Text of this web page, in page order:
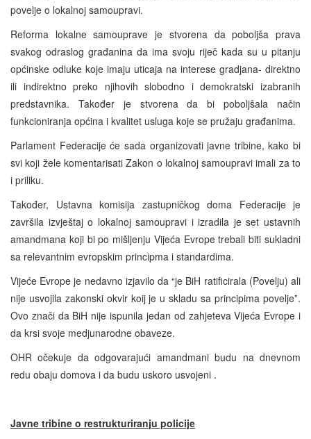
povelje o lokalnoj samoupravi.
Reforma lokalne samouprave je stvorena da poboljša prava
svakog odraslog građanina da ima svoju riječ kada su u pitanju
općinske odluke koje imaju uticaja na interese gradjana- direktno
ili indirektno preko njihovih slobodno i demokratski izabranih
predstavnika. Također je stvorena da bi poboljšala način
funkcioniranja općina i kvalitet usluga koje se pružaju građanima.
Parlament Federacije će sada organizovati javne tribine, kako bi
svi koji žele komentarisati Zakon o lokalnoj samoupravi imali za to
i priliku.
Također, Ustavna komisija zastupničkog doma Federacije je
završila izvještaj o lokalnoj samoupravi i izradila je set ustavnih
amandmana koji bi po mišljenju Vijeća Evrope trebali biti sukladni
sa relevantnim evropskim principma i standardima.
Vijeće Evrope je nedavno izjavilo da “je BiH ratificirala (Povelju) ali
nije usvojila zakonski okvir koij je u skladu sa principima povelje”.
Ovo znači da BiH nije ispunila jedan od zahjeteva Vijeća Evrope i
da krsi svoje medjunarodne obaveze.
OHR očekuje da odgovarajući amandmani budu na dnevnom
redu obaju domova i da budu uskoro usvojeni .
Javne tribine o restrukturiranju policije